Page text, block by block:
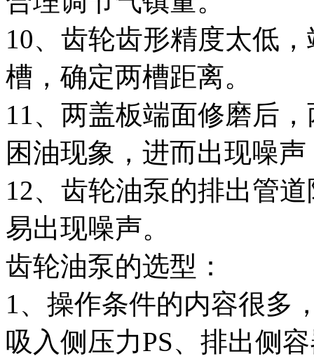
10、齿轮齿形精度太低
槽，确定两槽距离。
11、两盖板端面修磨后
困油现象，进而出现噪
12、齿轮油泵的排出管
易出现噪声。
齿轮油泵的选型：
1、操作条件的内容很多
吸入侧压力PS、排出侧